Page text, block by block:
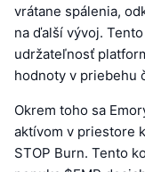
vrátane spálenia,
na ďalší vývoj.
udržateľnosť
hodnoty v priebehu
Okrem toho sa
aktívom v priestore
STOP Burn. Tento